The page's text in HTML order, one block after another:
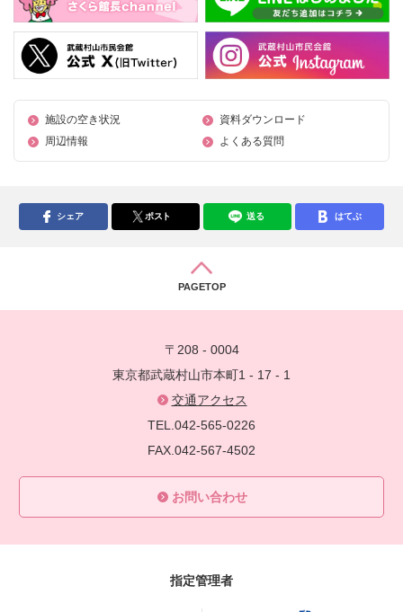
施設の空き状況
資料ダウンロード
周辺情報
よくある質問
シェア ポスト 送る はてぶ
PAGETOP
〒208 - 0004
東京都武蔵村山市本町1 - 17 - 1
交通アクセス
TEL.042-565-0226
FAX.042-567-4502
お問い合わせ
指定管理者